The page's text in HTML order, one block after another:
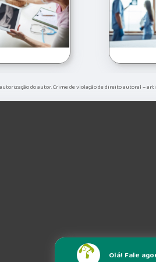
do autor. Crime de violação de direito autoral –
Olá! Fale